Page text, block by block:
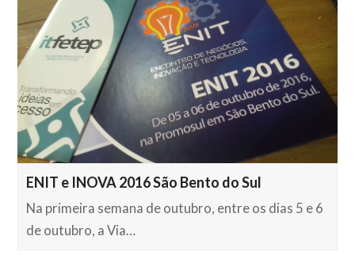
ENIT e INOVA 2016 São Bento do Sul
Na primeira semana de outubro, entre os dias 5 e 6
de outubro, a Via…